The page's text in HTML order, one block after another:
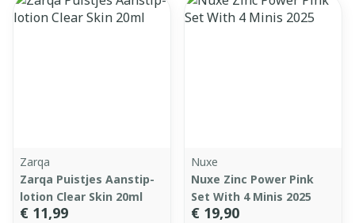
Zarqa
Zarqa Puistjes Aanstip-
lotion Clear Skin 20ml
€ 11,99
Nuxe
Nuxe Zinc Power Pink
Set With 4 Minis 2025
€ 19,90